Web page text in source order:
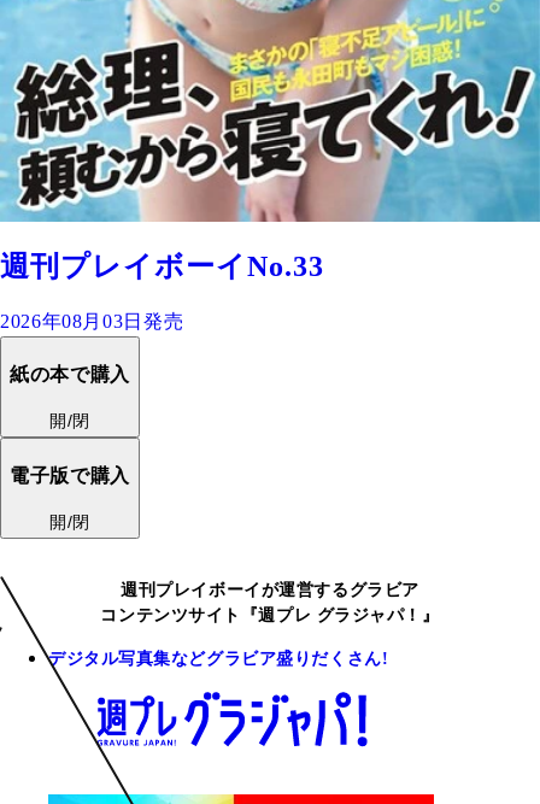
週刊プレイボーイNo.33
2026年08月03日発売
紙の本で購入
開/閉
電子版で購入
開/閉
週刊プレイボーイが運営するグラビア
コンテンツサイト『週プレ グラジャパ！』
デジタル写真集などグラビア盛りだくさん!